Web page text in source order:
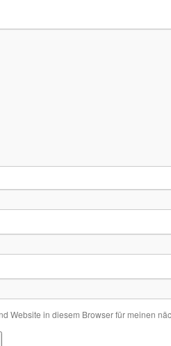
Website in diesem Browser für meinen